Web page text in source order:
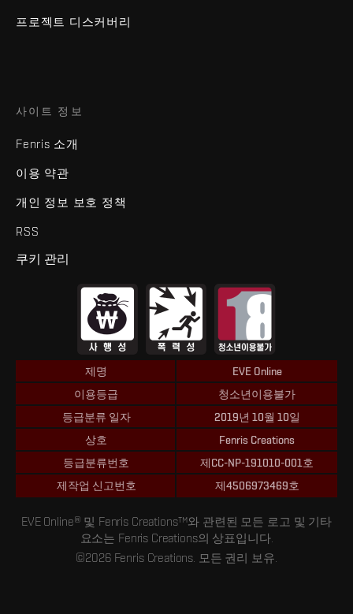
프로젝트 디스커버리
사이트 정보
Fenris 소개
이용 약관
개인 정보 보호 정책
RSS
쿠키 관리
제명
EVE Online
이용등급
청소년이용불가
등급분류 일자
2019년 10월 10일
상호
Fenris Creations
등급분류번호
제CC-NP-191010-001호
제작업 신고번호
제4506973469호
EVE Online® 및 Fenris Creations™와 관련된 모든 로고 및 기타
요소는 Fenris Creations의 상표입니다.
©2026 Fenris Creations. 모든 권리 보유.